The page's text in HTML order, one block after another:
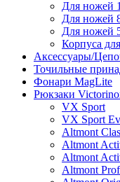
Для ножей
Для ножей
Для ножей
Корпуса
Аксессуары/
Точильные
Фонари MagLite
Рюкзаки
VX Sport
VX Sport
Altmont
Altmont
Altmont
Altmont